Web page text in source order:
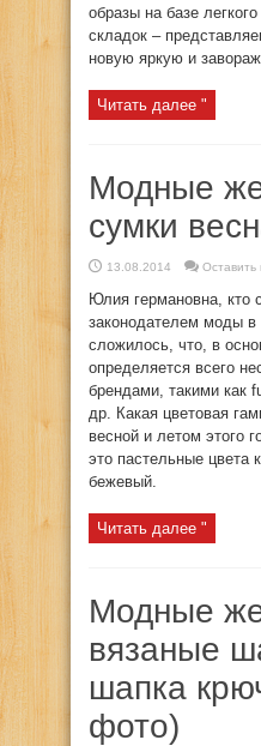
образы на базе
складок –
новую яркую и
Читать далее "
Модные
сумки
13.08.2014 Оставить
Юлия германовна, кто
законодателем моды
сложилось, что, в
определяется всего
брендами, такими как
др. Какая цветовая
весной и летом этого
это пастельные цвета
бежевый.
Читать далее "
Модные
вязаные
шапка
фото)